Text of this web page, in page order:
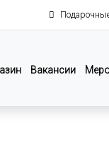
Вакансии